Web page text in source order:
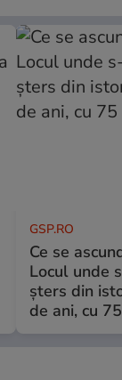
GSP.RO
Ce se
Locul unde
șters din
de ani, cu